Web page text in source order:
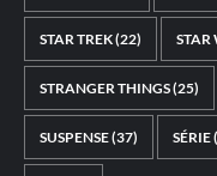
STAR TREK(22) STAR
STRANGER THINGS(25)
SUSPENSE(37) SÉRIE